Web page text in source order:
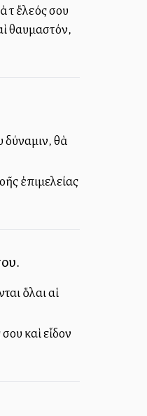
ἔλεός σου
θαυμαστόν,
δύναμιν, θὰ
ἐπιμελείας
ὅλαι αἱ
καὶ εἶδον